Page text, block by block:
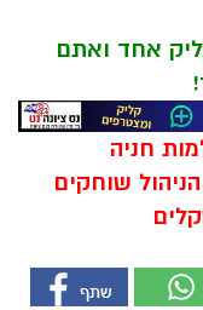
אחד ואתם
חניה
שוחקים